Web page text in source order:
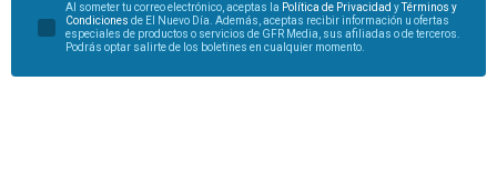
Al someter tu correo electrónico, aceptas la Política de Privacidad yTérminos y
Condiciones de El Nuevo Día. Además, aceptas recibir información u ofertas
especiales de productos o servicios de GFR Media, sus afiliadas o de terceros.
Podrás optar salirte de los boletines en cualquier momento.